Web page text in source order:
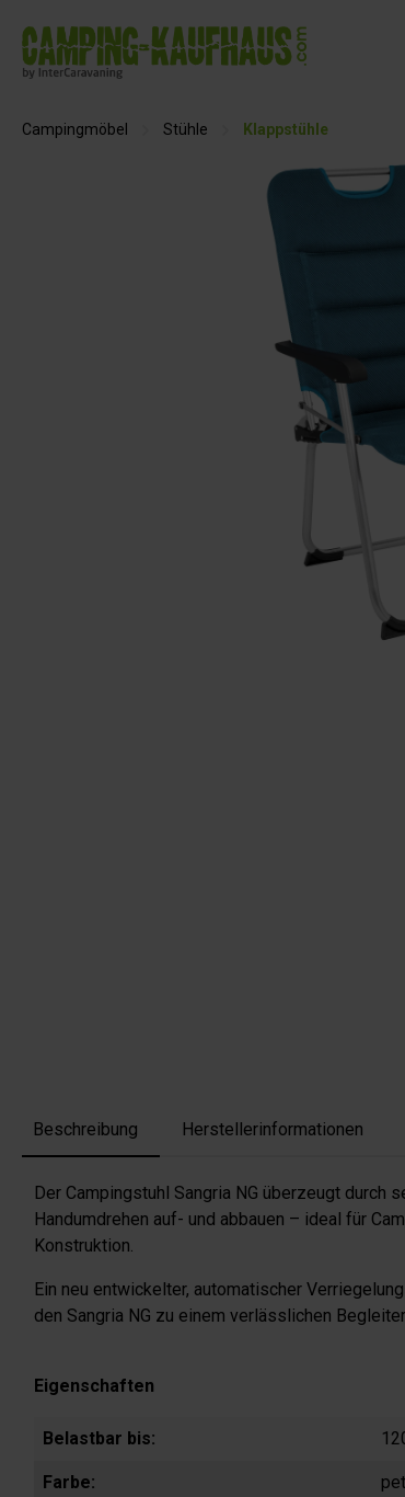
Zur Hauptnavigation springen
Campingmöbel Stühle Klappstühle
Beschreibung Herstellerinformationen
Der Campingstuhl Sangria NG überzeugt
Handumdrehen auf- und abbauen – ideal für
Konstruktion.
Ein neu entwickelter, automatischer
den Sangria NG zu einem verlässlichen
Eigenschaften
Belastbar bis:
Farbe: